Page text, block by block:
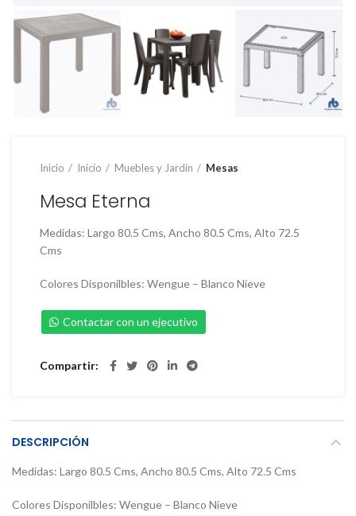
Inicio Inicio Muebles y Jardín Mesas
Mesa Eterna
Medidas: Largo 80.5 Cms, Ancho 80.5 Cms, Alto 72.5
Cms
Colores Disponilbles: Wengue – Blanco Nieve
Contactar con un ejecutivo
Compartir
DESCRIPCIÓN
Medidas: Largo 80.5 Cms, Ancho 80.5 Cms, Alto 72.5 Cms
Colores Disponilbles: Wengue – Blanco Nieve